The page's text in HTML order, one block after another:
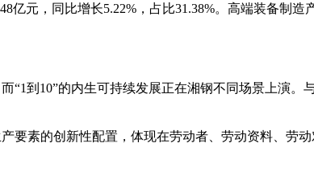
元，同比增长5.22%，占比31.38%。高端装备制
到10”的内生可持续发展正在湘钢不同场景上演。
素的创新性配置，体现在劳动者、劳动资料、劳